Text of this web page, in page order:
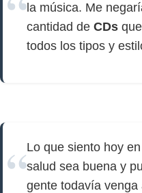
la música. Me
cantidad de CDs
todos los tipos y
Lo que siento hoy
salud sea buena y
gente todavía